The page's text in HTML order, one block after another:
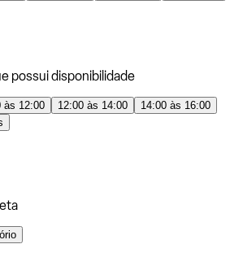
possui disponibilidade
às 12:00 12:00 às 14:00
14:00 às 16:00